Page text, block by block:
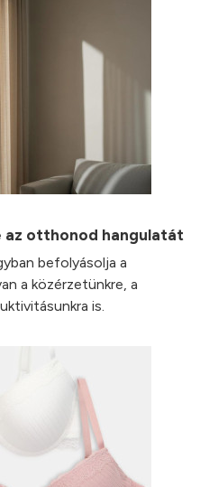
az otthonod hangulatát
befolyásolja a
a közérzetünkre, a
is.